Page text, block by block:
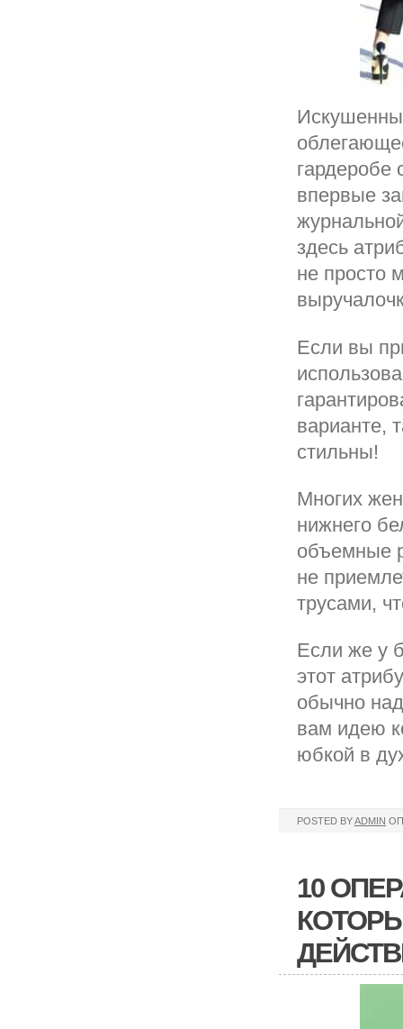
впервые
здесь
не просто
Если вы
варианте,
стильны!
Многих
нижнего
объемные
не
трусами,
Если же у
этот
обычно
вам идею
юбкой в
POSTED BYADMIN
10